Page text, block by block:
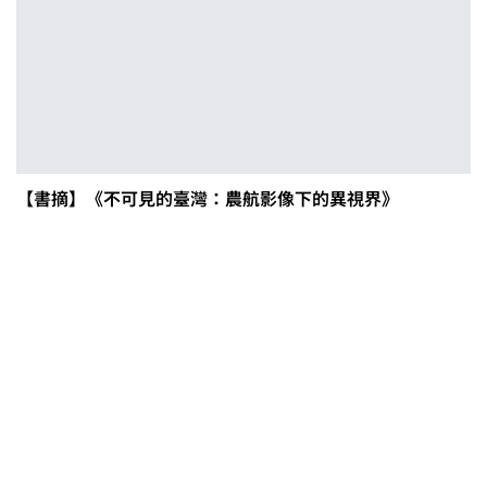
【書摘】《不可見的臺灣：農航影像下的異視界》